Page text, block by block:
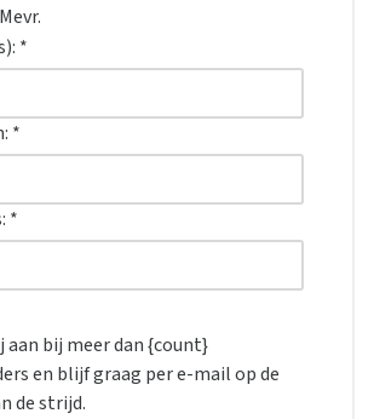
Mevr.
*
*
*
bij meer dan {count}
en blijf graag per e-mail op de
de strijd.